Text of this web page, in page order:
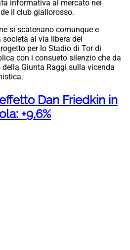
informativa al mercato nei
il club giallorosso.
si scatenano comunque e
al via libera del
per lo Stadio di Tor di
con i consueto silenzio che da
della Giunta Raggi sulla vicenda
Dan Friedkin in
+9,6%